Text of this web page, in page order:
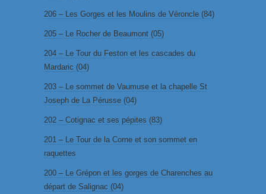
206 – Les Gorges et les Moulins de Véroncle (84)
205 – Le Rocher de Beaumont (05)
204 – Le Tour du Feston et les cascades du
Mardaric (04)
203 – Le sommet de Vaumuse et la chapelle St
Joseph de La Pérusse (04)
202 – Cotignac et ses pépites (83)
201 – Le Tour de la Corne et son sommet en
raquettes
200 – Le Grépon et les gorges de Charenches au
départ de Salignac (04)